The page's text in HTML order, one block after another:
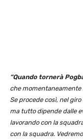
“Quando tornerà
che momentaneamente
Se procede così, nel
ma tutto dipende dalle
lavorando con la
con la squadra.